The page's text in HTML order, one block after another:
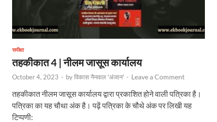
समीक्षा
तहकीकात 4 | नीलम जासूस कार्यालय
October 4, 2023 - byविकास नैनवाल 'अंजान' - Leave a Comment
तहकीकात नीलम जासूस कार्यालय द्वारा प्रकाशित होने वाली पत्रिका है।
पत्रिका का यह चौथा अंक है। पढ़ें पत्रिका के चौथे अंक पर लिखी यह
टिप्पणी: